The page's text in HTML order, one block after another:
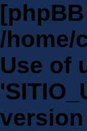
/home/
Use of
version